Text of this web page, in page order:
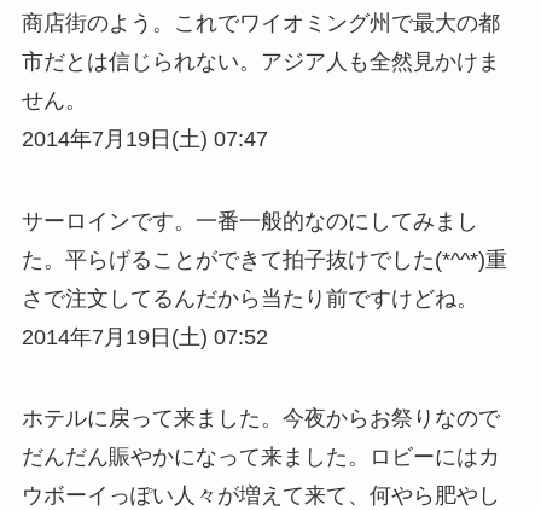
商店街のよう。これでワイオミング州で最大の都
市だとは信じられない。アジア人も全然見かけま
せん。
2014年7月19日(土) 07:47
サーロインです。一番一般的なのにしてみまし
た。平らげることができて拍子抜けでした(*^^*)重
さで注文してるんだから当たり前ですけどね。
2014年7月19日(土) 07:52
ホテルに戻って来ました。今夜からお祭りなので
だんだん賑やかになって来ました。ロビーにはカ
ウボーイっぽい人々が増えて来て、何やら肥やし